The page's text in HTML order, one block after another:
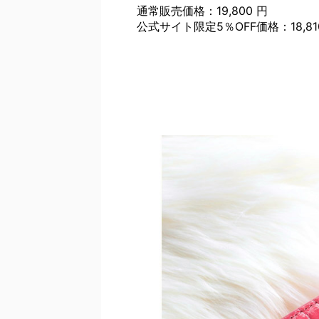
通常販売価格：19,800 円
公式サイト限定5％OFF価格：